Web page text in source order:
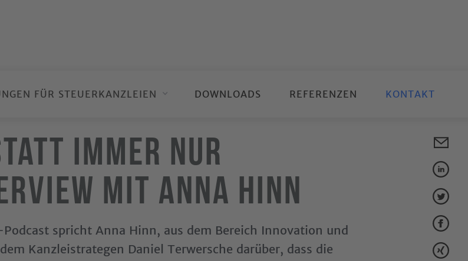
FÜR STEUERKANZLEIEN DOWNLOADS REFERENZEN KONTAKT
immer nur
mit Anna Hinn
spricht Anna Hinn, aus dem Bereich Innovation und
Kanzleistrategen Daniel Terwersche darüber, dass die